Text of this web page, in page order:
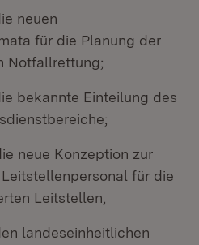
neuen
für die Planung der
Notfallrettung;
bekannte Einteilung des
neue Konzeption zur
für die
Leitstellen,
landeseinheitlichen